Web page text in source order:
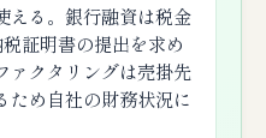
える。銀行融資は税金
証明書の提出を求め
ァクタリングは売掛先
ため自社の財務状況に